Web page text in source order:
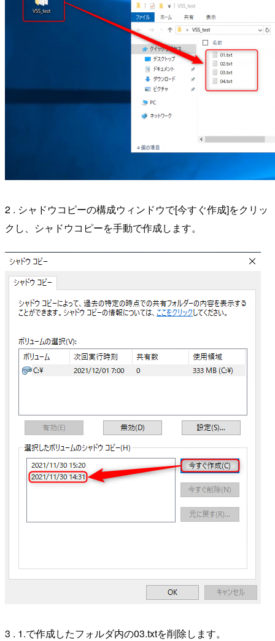
2 . シャドウコピーの構成ウィンドウで[今すぐ作成]をクリッ
クし、シャドウコピーを手動で作成します。
3 . 1.で作成したフォルダ内の03.txtを削除します。